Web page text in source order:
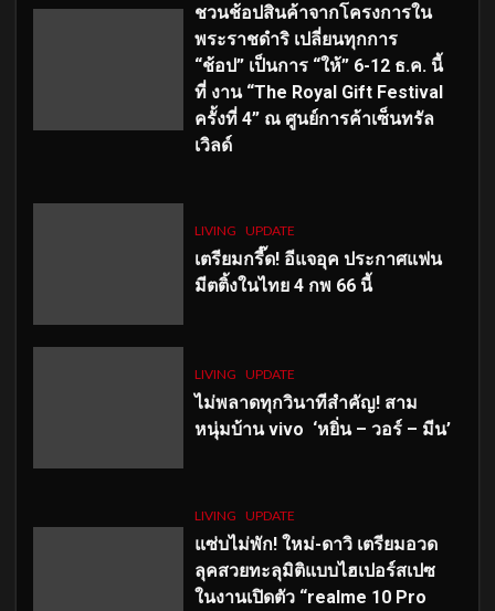
ชวนช้อปสินค้าจากโครงการใน
พระราชดำริ เปลี่ยนทุกการ
“ช้อป” เป็นการ “ให้” 6-12 ธ.ค. นี้
ที่ งาน “The Royal Gift Festival
ครั้งที่ 4” ณ ศูนย์การค้าเซ็นทรัล
เวิลด์
LIVING UPDATE
เตรียมกรี๊ด! อีแจอุค ประกาศแฟน
มีตติ้งในไทย 4 กพ 66 นี้
LIVING UPDATE
ไม่พลาดทุกวินาทีสำคัญ! สาม
หนุ่มบ้าน vivo ‘หยิ่น – วอร์ – มีน’
LIVING UPDATE
แซ่บไม่พัก! ใหม่-ดาวิ เตรียมอวด
ลุคสวยทะลุมิติแบบไฮเปอร์สเปซ
ในงานเปิดตัว “realme 10 Pro